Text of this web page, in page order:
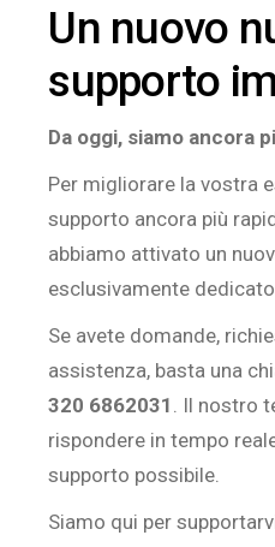
Un nuovo
supporto
Da oggi, siamo ancora
Per migliorare la vostra
supporto ancora più
abbiamo attivato un
esclusivamente
Se avete domande,
assistenza, basta una
320 6862031
. Il nostro
rispondere in tempo
supporto possibile.
Siamo qui per